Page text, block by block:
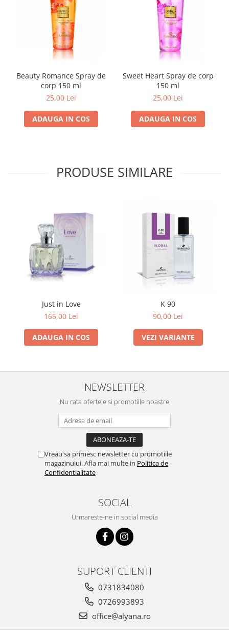
Beauty Romance Spray de
corp 150 ml
25,00 Lei
ADAUGA IN COS
Sweet Heart Spray de corp
150 ml
25,00 Lei
ADAUGA IN COS
PRODUSE SIMILARE
Just in Love
165,00 Lei
ADAUGA IN COS
K 90
90,00 Lei
VEZI VARIANTE
NEWSLETTER
Nu rata ofertele si promotiile noastre
Vreau sa primesc newsletter cu promotiile
magazinului. Afla mai multe in Politica de
Confidentialitate
SOCIAL
Urmareste-ne in social media
SUPORT CLIENTI
0731834080
0726993893
office@alyana.ro